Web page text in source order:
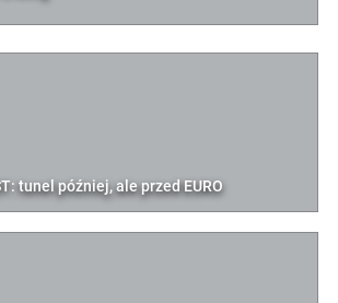
tunel później, ale przed EURO